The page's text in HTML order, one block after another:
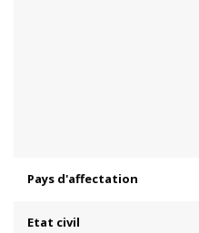
Pays d'affectation
Etat civil